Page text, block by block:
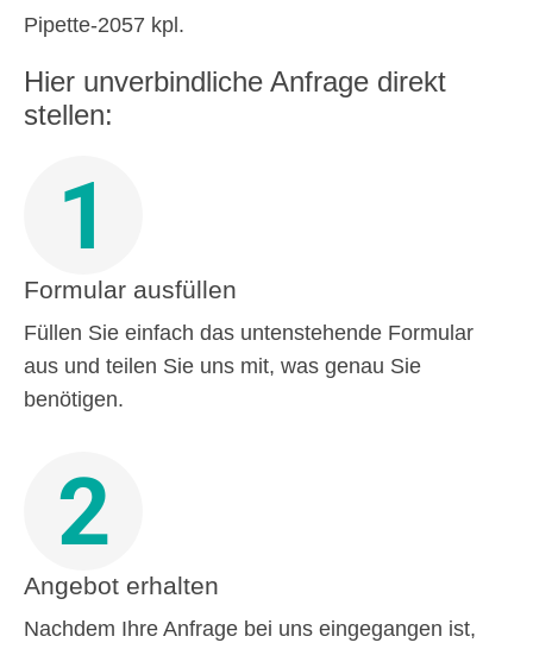
Pipette-2057 kpl.
Hier unverbindliche Anfrage direkt
stellen:
1
Formular ausfüllen
Füllen Sie einfach das untenstehende Formular
aus und teilen Sie uns mit, was genau Sie
benötigen.
2
Angebot erhalten
Nachdem Ihre Anfrage bei uns eingegangen ist,